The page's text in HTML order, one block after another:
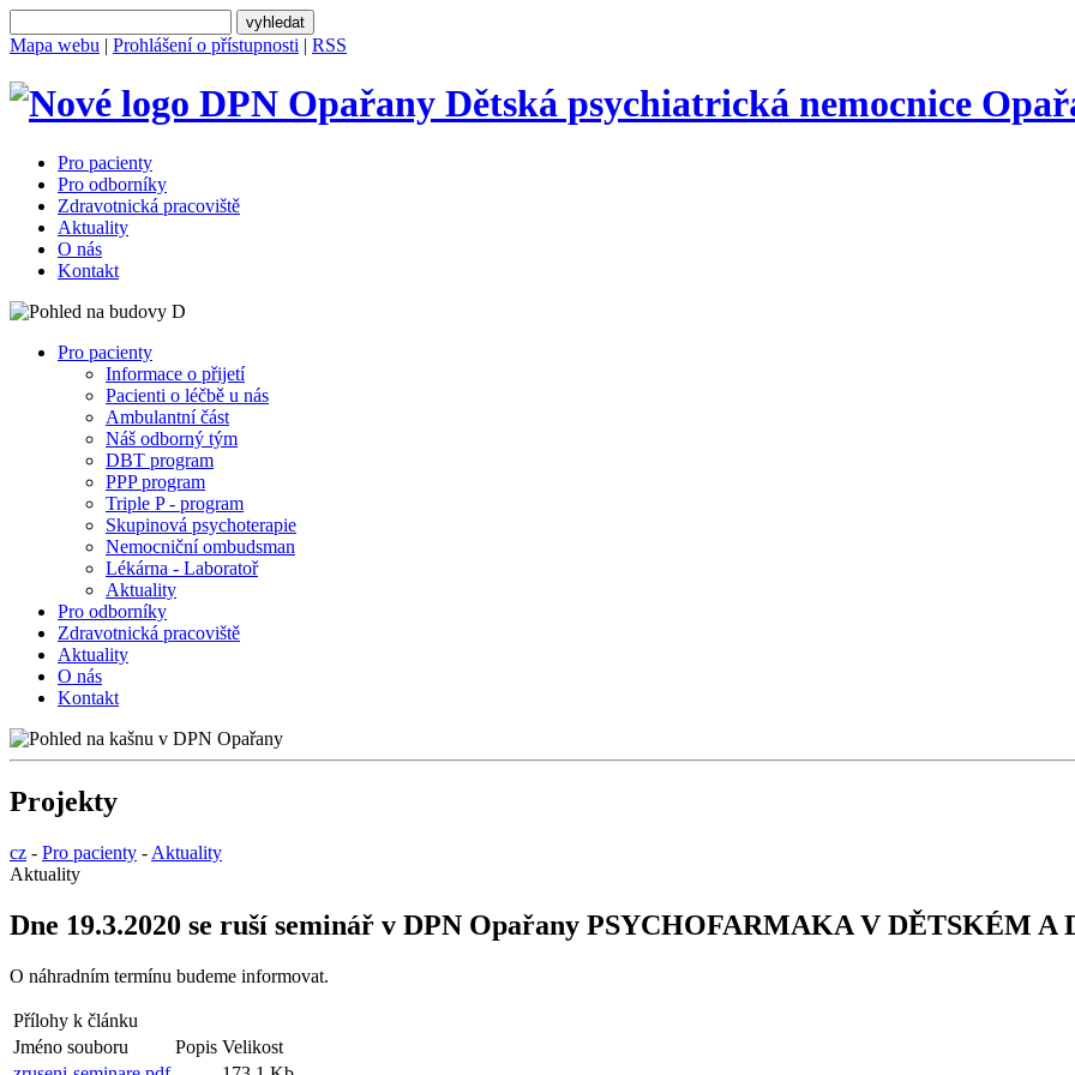
Mapa webu | Prohlášení o přístupnosti | RSS
Dětská psychiatrická nemocnice
Pro pacienty
Pro odborníky
Zdravotnická pracoviště
Aktuality
O nás
Kontakt
Pro pacienty
Informace o přijetí
Pacienti o léčbě u nás
Ambulantní část
Náš odborný tým
DBT program
PPP program
Triple P - program
Skupinová psychoterapie
Nemocniční ombudsman
Lékárna - Laboratoř
Aktuality
Pro odborníky
Zdravotnická pracoviště
Aktuality
O nás
Kontakt
Projekty
cz - Pro pacienty - Aktuality
Aktuality
Dne 19.3.2020 se ruší seminář v DPN Opařany PSYCHOFARMAKA V DĚTSKÉM
O náhradním termínu budeme informovat.
Přílohy k článku
Jméno souboru
Popis Velikost